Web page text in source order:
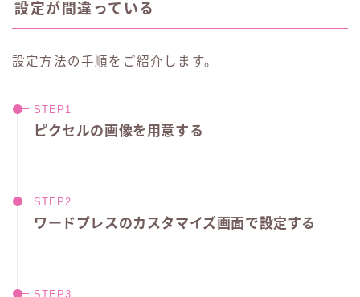
設定が間違っている
設定方法の手順をご紹介します。
ピクセルの画像を用意する
ワードプレスのカスタマイズ画面で設定する